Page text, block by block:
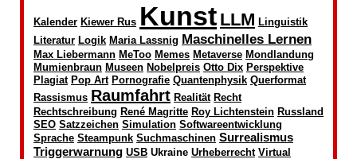
Kalender Kiewer Rus Kunst LLM Linguistik
Literatur Logik Maria Lassnig Maschinelles Lernen
Max Liebermann MeToo Memes Metaverse Mondlandung
Mumienbraun Museen Nobelpreis Otto Dix Perspektive
Plagiat Pop Art Pornografie Quantenphysik Querformat
Rassismus Raumfahrt Realität Recht
Rechtschreibung René Magritte Roy Lichtenstein Russland
SEO Satzzeichen Simulation Softwareentwicklung
Sprache Steampunk Suchmaschinen Surrealismus
Triggerwarnung USB Ukraine Urheberrecht Virtual